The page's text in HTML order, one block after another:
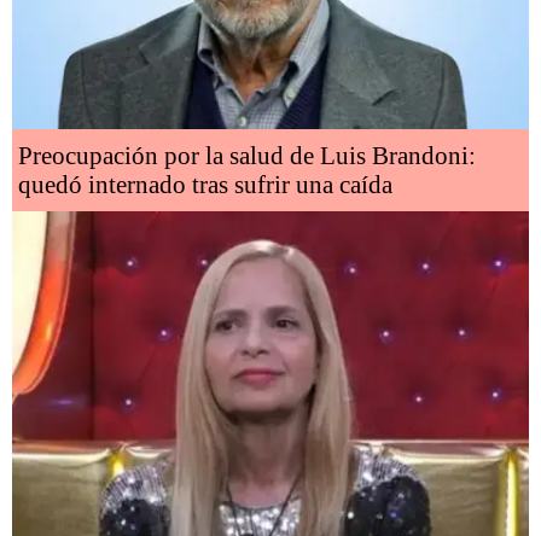
Preocupación por la salud de Luis Brandoni:
quedó internado tras sufrir una caída